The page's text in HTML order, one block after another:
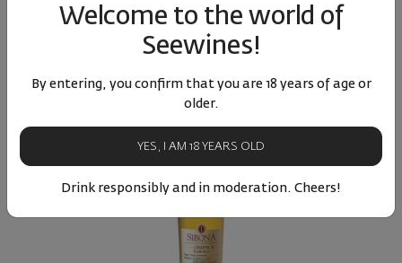
Italy
23 € 45 лв.
Welcome to the world of
Seewines!
By entering, you confirm that you are 18 years of age or
older.
YES, I AM 18 YEARS OLD
Drink responsibly and in moderation. Cheers!